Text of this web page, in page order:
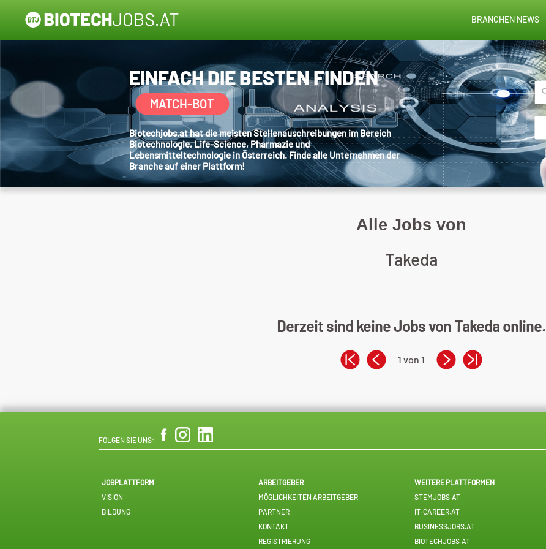
BRANCHEN NEWS
EINFACH DIE BESTEN FINDEN
MATCH-BOT
Biotechjobs.at hat die meisten Stellenauschreibungen im Bereich
Biotechnologie, Life-Science, Pharmazie und
Lebensmitteltechnologie in Österreich. Finde alle Unternehmen der
Branche auf einer Plattform!
Alle Jobs von
Takeda
Derzeit sind keine Jobs von Takeda online.
1 von 1
FOLGEN SIE UNS:
JOBPLATTFORM
VISION
BILDUNG
ARBEITGEBER
MÖGLICHKEITEN ARBEITGEBER
PARTNER
KONTAKT
REGISTRIERUNG
WEITERE PLATTFORMEN
STEMJOBS.AT
IT-CAREER.AT
BUSINESSJOBS.AT
BIOTECHJOBS.AT